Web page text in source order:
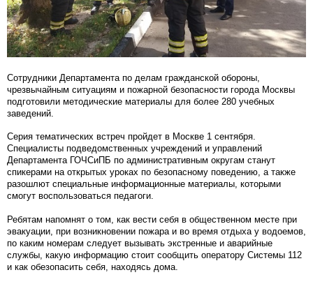
Сотрудники Департамента по делам гражданской обороны,
чрезвычайным ситуациям и пожарной безопасности города Москвы
подготовили методические материалы для более 280 учебных
заведений.
Серия тематических встреч пройдет в Москве 1 сентября.
Специалисты подведомственных учреждений и управлений
Департамента ГОЧСиПБ по административным округам станут
спикерами на открытых уроках по безопасному поведению, а также
разошлют специальные информационные материалы, которыми
смогут воспользоваться педагоги.
Ребятам напомнят о том, как вести себя в общественном месте при
эвакуации, при возникновении пожара и во время отдыха у водоемов,
по каким номерам следует вызывать экстренные и аварийные
службы, какую информацию стоит сообщить оператору Системы 112
и как обезопасить себя, находясь дома.